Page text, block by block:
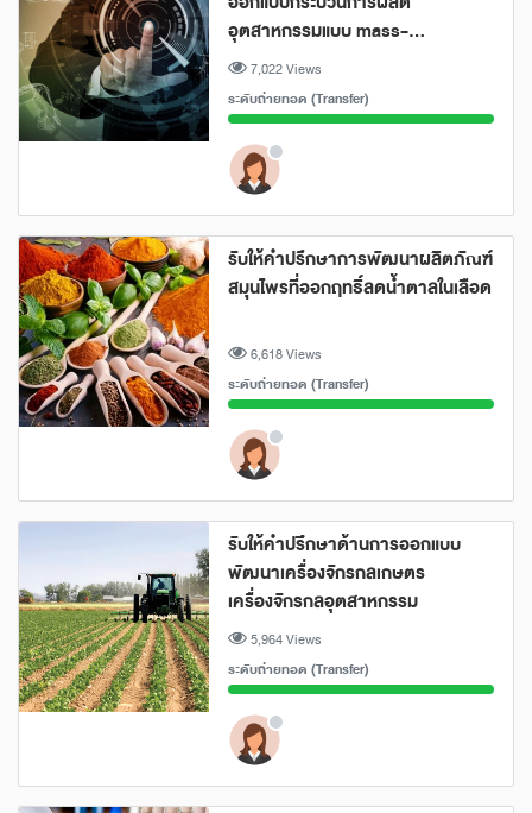
อุตสาหกรรมแบบ mass-
production
7,022 Views
ระดับถ่ายทอด (Transfer)
รับให้คำปรึกษาการพัฒนาผลิตภัณฑ์
สมุนไพรที่ออกฤทธิ์ลดน้ำตาลในเลือด
6,618 Views
ระดับถ่ายทอด (Transfer)
รับให้คำปรึึกษาด้านการออกแบบ
พัฒนาเครื่องจักรกลเกษตร
เครื่องจักรกลอุตสาหกรรม
5,964 Views
ระดับถ่ายทอด (Transfer)